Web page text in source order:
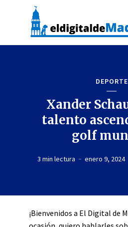
DEPORTE
Xander
talento
golf
3 min lectura enero 9, 2024
¡Bienvenidos a El Digital de